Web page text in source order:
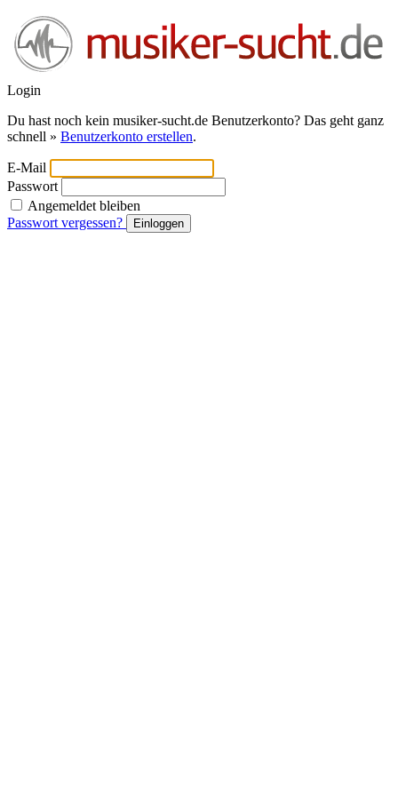
Login
Du hast noch kein musiker-sucht.de Benutzerkonto? Das geht ganz
schnell » Benutzerkonto erstellen.
E-Mail
Passwort
Angemeldet bleiben
Passwort vergessen?
Einloggen